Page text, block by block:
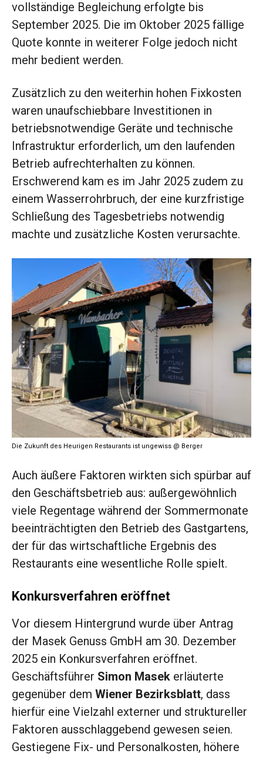
vollständige Begleichung erfolgte bis
September 2025. Die im Oktober 2025 fällige
Quote konnte in weiterer Folge jedoch nicht
mehr bedient werden.
Zusätzlich zu den weiterhin hohen Fixkosten
waren unaufschiebbare Investitionen in
betriebsnotwendige Geräte und technische
Infrastruktur erforderlich, um den laufenden
Betrieb aufrechterhalten zu können.
Erschwerend kam es im Jahr 2025 zudem zu
einem Wasserrohrbruch, der eine kurzfristige
Schließung des Tagesbetriebs notwendig
machte und zusätzliche Kosten verursachte.
Die Zukunft des Heurigen Restaurants ist ungewiss @ Berger
Auch äußere Faktoren wirkten sich spürbar auf
den Geschäftsbetrieb aus: außergewöhnlich
viele Regentage während der Sommermonate
beeinträchtigten den Betrieb des Gastgartens,
der für das wirtschaftliche Ergebnis des
Restaurants eine wesentliche Rolle spielt.
Konkursverfahren eröffnet
Vor diesem Hintergrund wurde über Antrag
der Masek Genuss GmbH am 30. Dezember
2025 ein Konkursverfahren eröffnet.
Geschäftsführer Simon Masek erläuterte
gegenüber dem Wiener Bezirksblatt, dass
hierfür eine Vielzahl externer und struktureller
Faktoren ausschlaggebend gewesen seien.
Gestiegene Fix- und Personalkosten, höhere